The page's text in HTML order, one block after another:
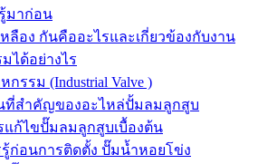
มาก่อน
ลือง กันคืออะไรและเกี่ยวข้องกับงาน
ได้อย่างไร
กรรม (Industrial Valve )
ที่สำคัญของอะไหล่ปั้มลมลูกสูบ
แก้ไขปั๊มลมลูกสูบเบื้องต้น
ก่อนการติดตั้ง ปั๊มน้ำหอยโข่ง